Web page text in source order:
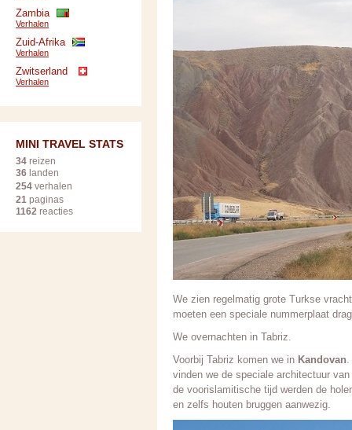
We zien regelmatig grote Turkse
moeten een speciale nummerplaat
We overnachten in Tabriz.
Voorbij Tabriz komen we in Kandovan.
vinden we de speciale architectuur
de voorislamitische tijd werden de
en zelfs houten bruggen aanwezig.
Zambia
Verhalen
Zuid-Afrika
Verhalen
Zwitserland
Verhalen
MINI TRAVEL STATS
34 reizen
36 landen
254 verhalen
21 paginas
1162 reacties